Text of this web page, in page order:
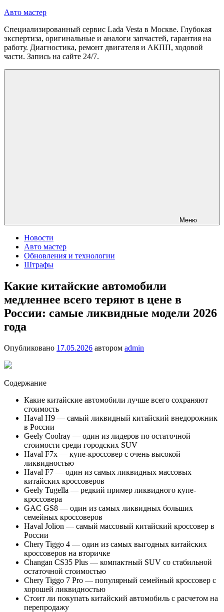
Перейти
содержимому
Авто мастер
Специализированный сервис Lada Vesta в Москве. Глубокая
экспертиза, оригинальные и аналоги запчастей, гарантия на
работу. Диагностика, ремонт двигателя и АКПП, ходовой
части. Запись на сайте 24/7.
Меню
Новости
Авто мастер
Обновления и технологии
Штрафы
Какие китайские автомобили
медленнее всего теряют в цене в
России: самые ликвидные модели 2026
года
Опубликовано 17.05.2026 автором admin
Содержание
Какие китайские автомобили лучше всего сохраняют
стоимость
Haval H9 — самый ликвидный китайский внедорожник
в России
Geely Coolray — один из лидеров по остаточной
стоимости среди городских SUV
Haval F7x — купе-кроссовер с очень высокой
ликвидностью
Haval F7 — один из самых ликвидных массовых
китайских кроссоверов
Geely Tugella — редкий пример ликвидного купе-
кроссовера
GAC GS8 — один из самых ликвидных больших
семейных кроссоверов
Haval Jolion — самый массовый китайский кроссовер в
России
Chery Tiggo 4 — один из самых выгодных китайских
кроссоверов на вторичке
Changan CS35 Plus — компактный SUV со стабильной
остаточной стоимостью
Chery Tiggo 7 Pro — популярный семейный кроссовер с
хорошей ликвидностью
Стоит ли покупать китайский автомобиль с расчетом на
перепродажу